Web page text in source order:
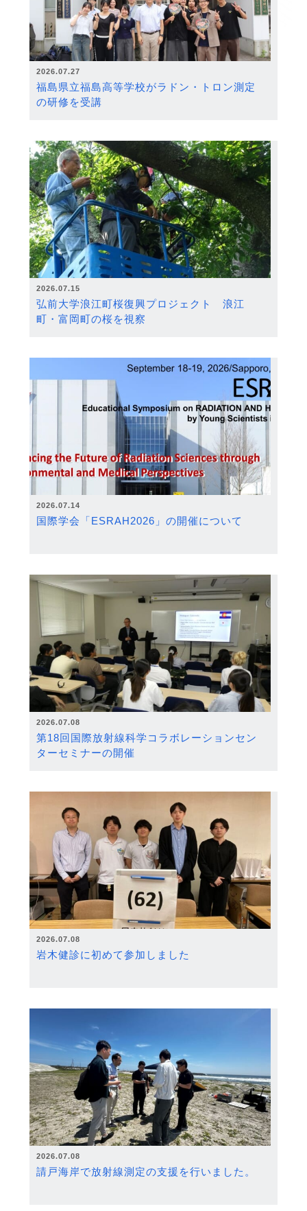
2026.07.27
福島県立福島高等学校がラドン・トロン測定
の研修を受講
2026.07.15
弘前大学浪江町桜復興プロジェクト 浪江
町・富岡町の桜を視察
2026.07.14
国際学会「ESRAH2026」の開催について
2026.07.08
第18回国際放射線科学コラボレーションセン
ターセミナーの開催
2026.07.08
岩木健診に初めて参加しました
2026.07.08
請戸海岸で放射線測定の支援を行いました。